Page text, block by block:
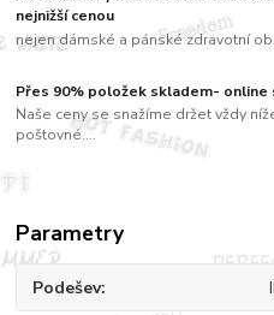
nejnižší cenou
nejen dámské a pánské zdravotní
Přes 90% položek skladem- online
Naše ceny se snažíme držet vždy
poštovné....
Parametry
Podešev